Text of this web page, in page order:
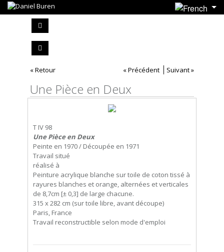
« Retour « Précédent Suivant »
Une Pièce en Deux
T IV 98
Une Pièce en Deux
Peinte en 1970 / Découpée en 1971
Travail situé
réalisé à
Peinture acrylique blanche sur toile de coton tissé à
rayures blanches et orange, alternées et verticales
de 8,7cm [± 0,3] de large chacune.
315 x 282 cm (sur toile libre, avant découpe)
Paris, France
Travail reconstructible selon mode d'emploi